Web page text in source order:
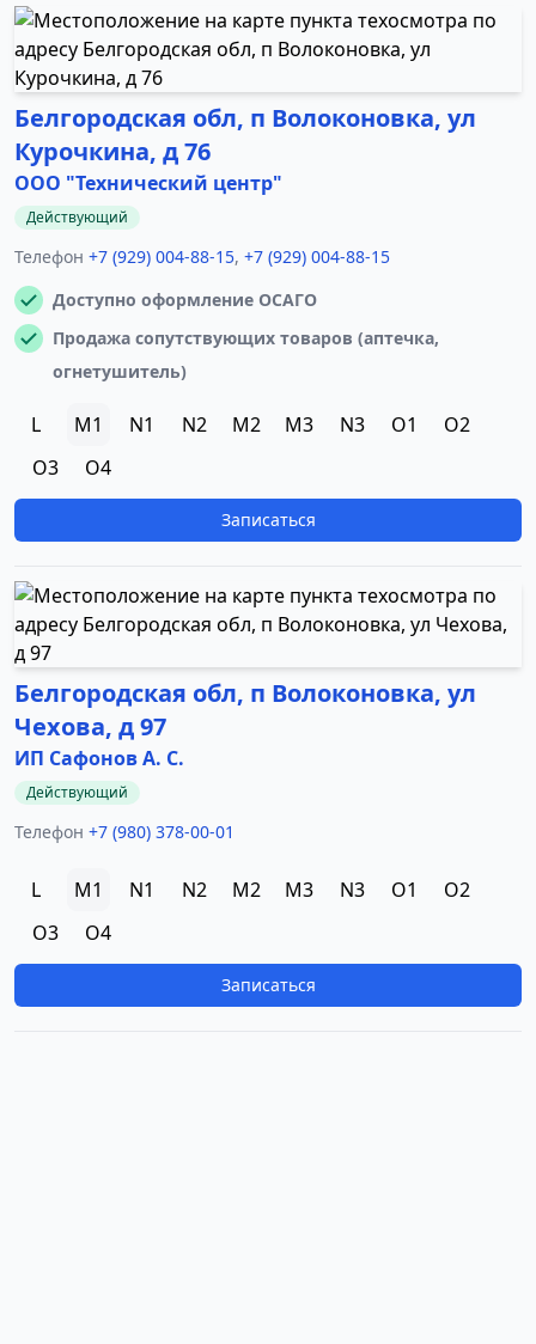
Белгородская обл, п Волоконовка, ул
Курочкина, д 76
ООО "Технический центр"
Действующий
Телефон +7 (929) 004-88-15, +7 (929) 004-88-15
Доступно оформление ОСАГО
Продажа сопутствующих товаров (аптечка,
огнетушитель)
L M1 N1 N2 M2 M3 N3 O1
O2
O3
O4
Записаться
Белгородская обл, п Волоконовка, ул
Чехова, д 97
ИП Сафонов А. С.
Действующий
Телефон +7 (980) 378-00-01
L M1 N1 N2 M2 M3 N3 O1
O2
O3
O4
Записаться